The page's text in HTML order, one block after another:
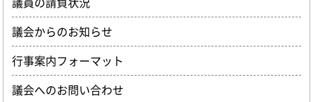
議会からのお知らせ
行事案内フォーマット
議会へのお問い合わせ